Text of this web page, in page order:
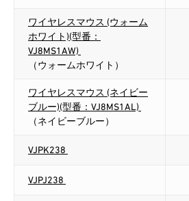
ワイヤレスマウス (ウォーム
ホワイト)(型番：
VJ8MS1AW)
（ウォームホワイト）
ワイヤレスマウス (ネイビー
ブルー)(型番：VJ8MS1AL)
（ネイビーブルー）
VJPK238
VJPJ238